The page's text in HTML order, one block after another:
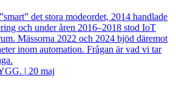
det stora modeordet, 2014 handlade
och under åren 2016–2018 stod IoT
Mässorna 2022 och 2024 bjöd däremot
inom automation. Frågan är vad vi tar
| 20 maj